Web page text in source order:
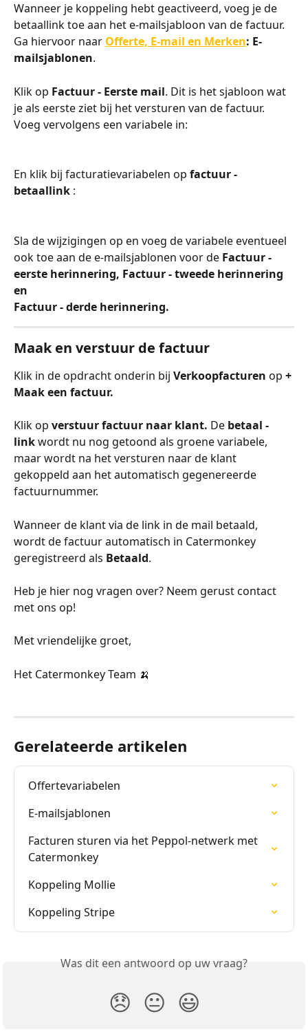
Wanneer je koppeling hebt geactiveerd, voeg je de
betaallink toe aan het e-mailsjabloon van de factuur.
Ga hiervoor naar Offerte, E-mail en Merken: E-
mailsjablonen.
Klik op Factuur - Eerste mail. Dit is het sjabloon wat
je als eerste ziet bij het versturen van de factuur.
Voeg vervolgens een variabele in:
En klik bij facturatievariabelen op factuur -
betaallink :
Sla de wijzigingen op en voeg de variabele eventueel
ook toe aan de e-mailsjablonen voor de Factuur -
eerste herinnering, Factuur - tweede herinnering
en
Factuur - derde herinnering.
Maak en verstuur de factuur
Klik in de opdracht onderin bij Verkoopfacturen op +
Maak een factuur.
Klik op verstuur factuur naar klant. De betaal -
link wordt nu nog getoond als groene variabele,
maar wordt na het versturen naar de klant
gekoppeld aan het automatisch gegenereerde
factuurnummer.
Wanneer de klant via de link in de mail betaald,
wordt de factuur automatisch in Catermonkey
geregistreerd als Betaald.
Heb je hier nog vragen over? Neem gerust contact
met ons op!
Met vriendelijke groet,
Het Catermonkey Team 🍌
Gerelateerde artikelen
Offertevariabelen
E-mailsjablonen
Facturen sturen via het Peppol-netwerk met
Catermonkey
Koppeling Mollie
Koppeling Stripe
Was dit een antwoord op uw vraag?
😞 😐 😃